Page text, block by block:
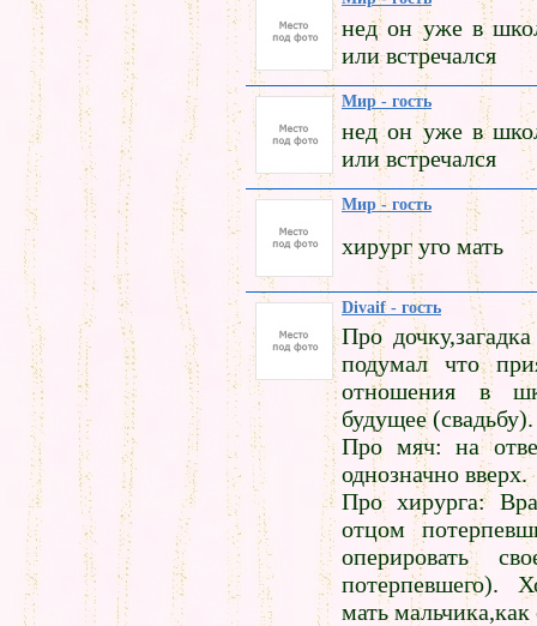
нед он уже в
или встречался
Мир - гость
нед он уже в
или встречался
Мир - гость
хирург уго мать
Divaif - гость
Про
подумал что
отношения в
будущее (свадьбу).
Про мяч: на
однозначно вверх.
Про хирурга:
отцом
оперировать
потерпевшего).
мать мальчика,как